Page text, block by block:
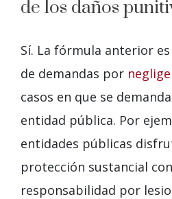
de los daños
Sí. La fórmula anterior
de demandas por
casos en que se
entidad pública. Por
entidades públicas
protección sustancial
responsabilidad por